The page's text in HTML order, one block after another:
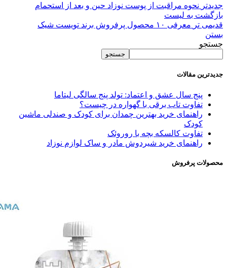
جدیدتر نحوه مراقبت از پوست نوزاد حین و بعد از استحمام
بازگشت به لیست
قدیمی تر معرفی ۱۰ محصول پرفروش برند تویست شیک
بستن
جستجو
جستجو
جدیدترین مقالات
پنج سال عشق و اعتماد: تولد پنج سالگی لیتاما
تفاوت تاب برقی با گهواره در چیست؟
راهنمای خرید بهترین چمدان برای کودک و صندلی ماشین
کودک
تفاوت کالسکه بچه با روروئک
راهنمای خرید شیردوش مادر و ساک لوازم نوزاد
محصولات پرفروش